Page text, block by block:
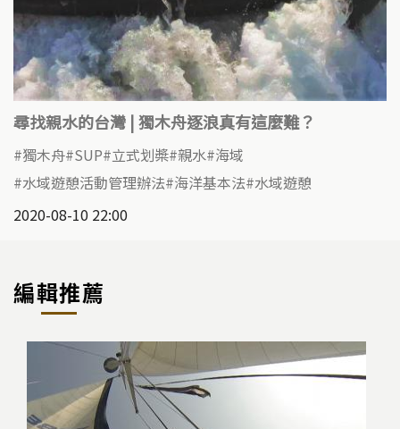
尋找親水的台灣 | 獨木舟逐浪真有這麼難？
獨木舟 SUP 立式划槳 親水 海域
水域遊憩活動管理辦法 海洋基本法 水域遊憩
2020-08-10 22:00
編輯推薦